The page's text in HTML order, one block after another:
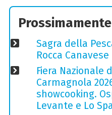
Prossimamente
Sagra della
Rocca Canavese
Fiera Nazionale
Carmagnola
showcooking.
Levante e Lo